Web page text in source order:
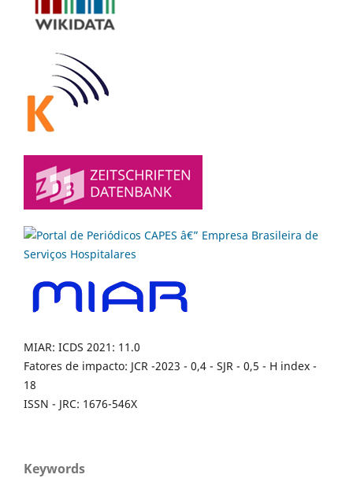
MIAR: ICDS 2021: 11.0
Fatores de impacto: JCR -2023 - 0,4 - SJR - 0,5 - H index -
18
ISSN - JRC: 1676-546X
Keywords